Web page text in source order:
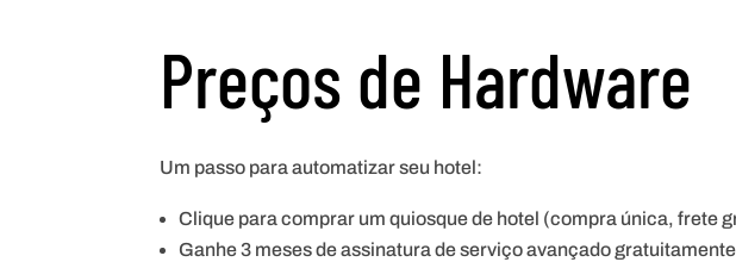
Preços de Hardware
Um passo para automatizar seu hotel:
Clique para comprar um quiosque de hotel (compra única, frete
Ganhe 3 meses de assinatura de serviço avançado gratuitamente